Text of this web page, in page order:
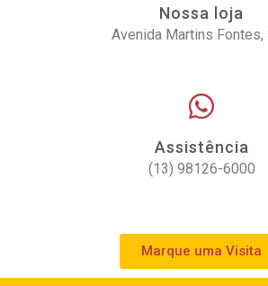
Nossa loja
Avenida Martins Fontes,
Assistência
(13) 98126-6000
Marque uma Visita